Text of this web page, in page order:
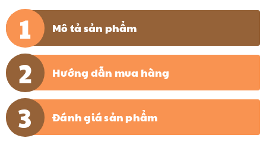
Mô tả sản phẩm
Hướng dẫn mua hàng
Đánh giá sản phẩm